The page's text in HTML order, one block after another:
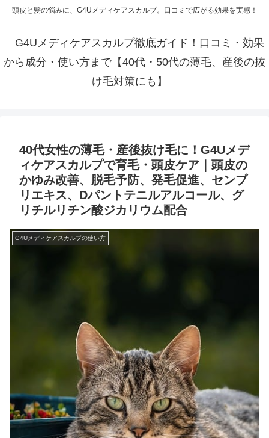
頭皮と髪の悩みに、G4Uメディケアスカルプ。口コミで広がる効果を実感！
G4Uメディケアスカルプ徹底ガイド！口コミ・効果
から成分・使い方まで【40代・50代の薄毛、産後の抜
け毛対策にも】
40代女性の薄毛・産後抜け毛に！G4Uメデ
ィケアスカルプで育毛・頭皮ケア｜頭皮の
かゆみ改善、脱毛予防、発毛促進、センブ
リエキス、Dパントテニルアルコール、グ
リチルリチン酸ジカリウム配合
G4Uメディケアスカルプの使い方